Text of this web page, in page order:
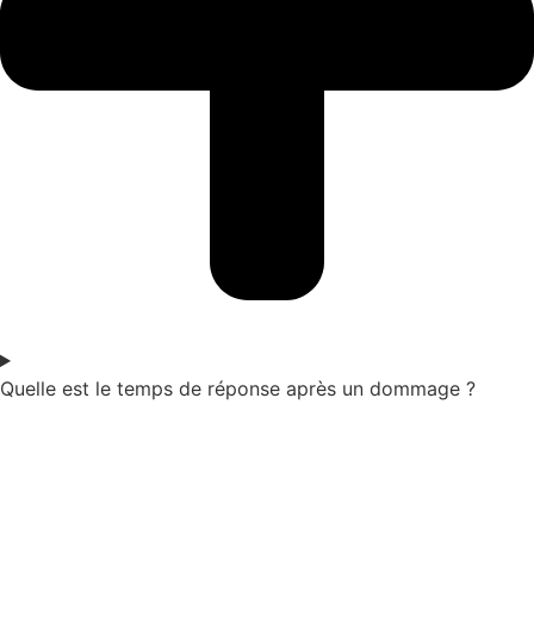
Quelle est le temps de réponse après un dommage ?